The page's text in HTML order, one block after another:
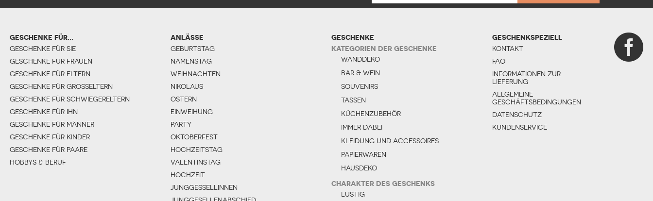
GESCHENKE FÜR...
GESCHENKE FÜR SIE
GESCHENKE FÜR FRAUEN
GESCHENKE FÜR ELTERN
GESCHENKE FÜR GROSSELTERN
GESCHENKE FÜR SCHWIEGERELTERN
GESCHENKE FÜR IHN
GESCHENKE FÜR MÄNNER
GESCHENKE FÜR KINDER
GESCHENKE FÜR PAARE
HOBBYS & BERUF
ANLÄSSE
GEBURTSTAG
NAMENSTAG
WEIHNACHTEN
NIKOLAUS
OSTERN
EINWEIHUNG
PARTY
OKTOBERFEST
HOCHZEITSTAG
VALENTINSTAG
HOCHZEIT
JUNGGESSELLINNEN
GESCHENKE
KATEGORIEN DER GESCHENKE
WANDDEKO
BAR & WEIN
SOUVENIRS
TASSEN
KÜCHENZUBEHÖR
IMMER DABEI
KLEIDUNG UND ACCESSOIRES
PAPIERWAREN
HAUSDEKO
CHARAKTER DES GESCHENKS
LUSTIG
GESCHENKSPEZIELL
KONTAKT
FAQ
INFORMATIONEN ZUR
LIEFERUNG
ALLGEMEINE
GESCHÄFTSBEDINGUNGEN
DATENSCHUTZ
KUNDENSERVICE